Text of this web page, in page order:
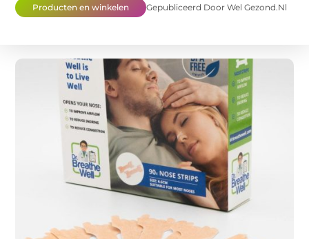
Producten en winkelen Gepubliceerd Door Wel Gezond.nl